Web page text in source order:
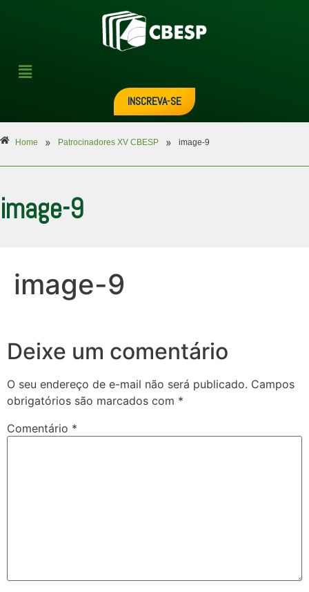
INSCREVA-SE
Home » Patrocinadores XV CBESP » image-9
image-9
image-9
Deixe um comentário
O seu endereço de e-mail não será publicado. Campos
obrigatórios são marcados com *
Comentário *